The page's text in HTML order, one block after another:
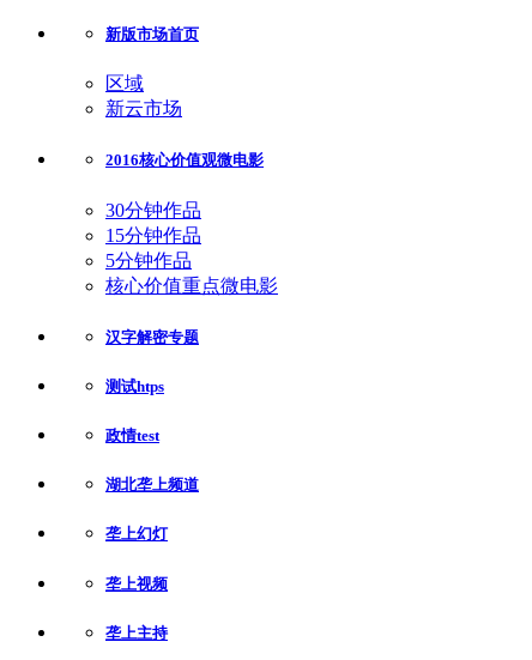
新版市场首页
区域
新云市场
2016核心价值观微电影
30分钟作品
15分钟作品
5分钟作品
核心价值重点微电影
汉字解密专题
测试htps
政情test
湖北垄上频道
垄上幻灯
垄上视频
垄上主持